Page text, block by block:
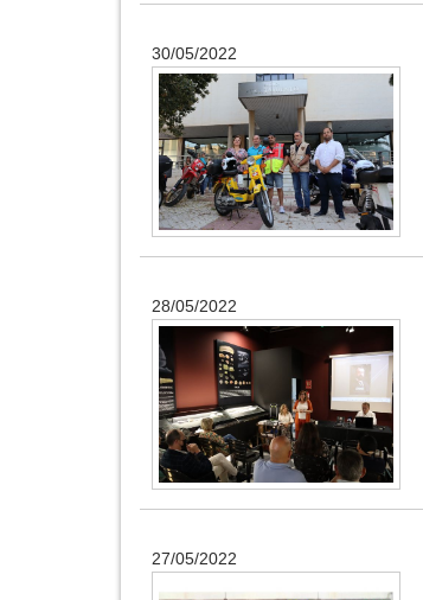
30/05/2022
28/05/2022
27/05/2022